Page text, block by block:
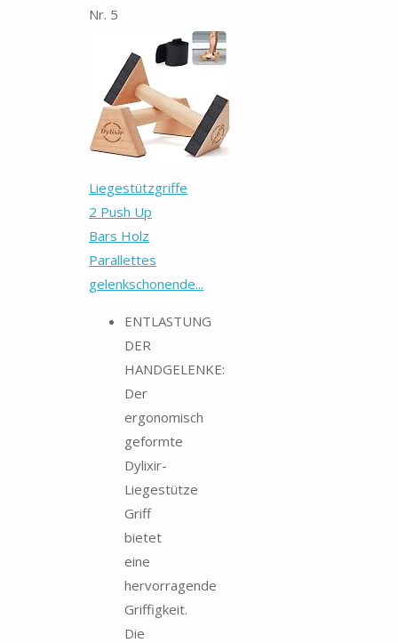
Nr. 5
Liegestützgriffe
2 Push Up
Bars Holz
Parallettes
gelenkschonende...
ENTLASTUNG
DER
HANDGELENKE:
Der
ergonomisch
geformte
Dylixir-
Liegestütze
Griff
bietet
eine
hervorragende
Griffigkeit.
Die